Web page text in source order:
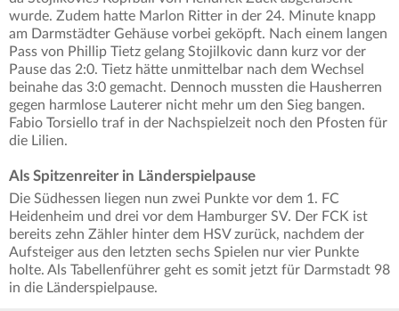
wurde. Zudem hatte Marlon Ritter in der 24. Minute knapp
am Darmstädter Gehäuse vorbei geköpft. Nach einem langen
Pass von Phillip Tietz gelang Stojilkovic dann kurz vor der
Pause das 2:0. Tietz hätte unmittelbar nach dem Wechsel
beinahe das 3:0 gemacht. Dennoch mussten die Hausherren
gegen harmlose Lauterer nicht mehr um den Sieg bangen.
Fabio Torsiello traf in der Nachspielzeit noch den Pfosten für
die Lilien.
Als Spitzenreiter in Länderspielpause
Die Südhessen liegen nun zwei Punkte vor dem 1. FC
Heidenheim und drei vor dem Hamburger SV. Der FCK ist
bereits zehn Zähler hinter dem HSV zurück, nachdem der
Aufsteiger aus den letzten sechs Spielen nur vier Punkte
holte. Als Tabellenführer geht es somit jetzt für Darmstadt 98
in die Länderspielpause.